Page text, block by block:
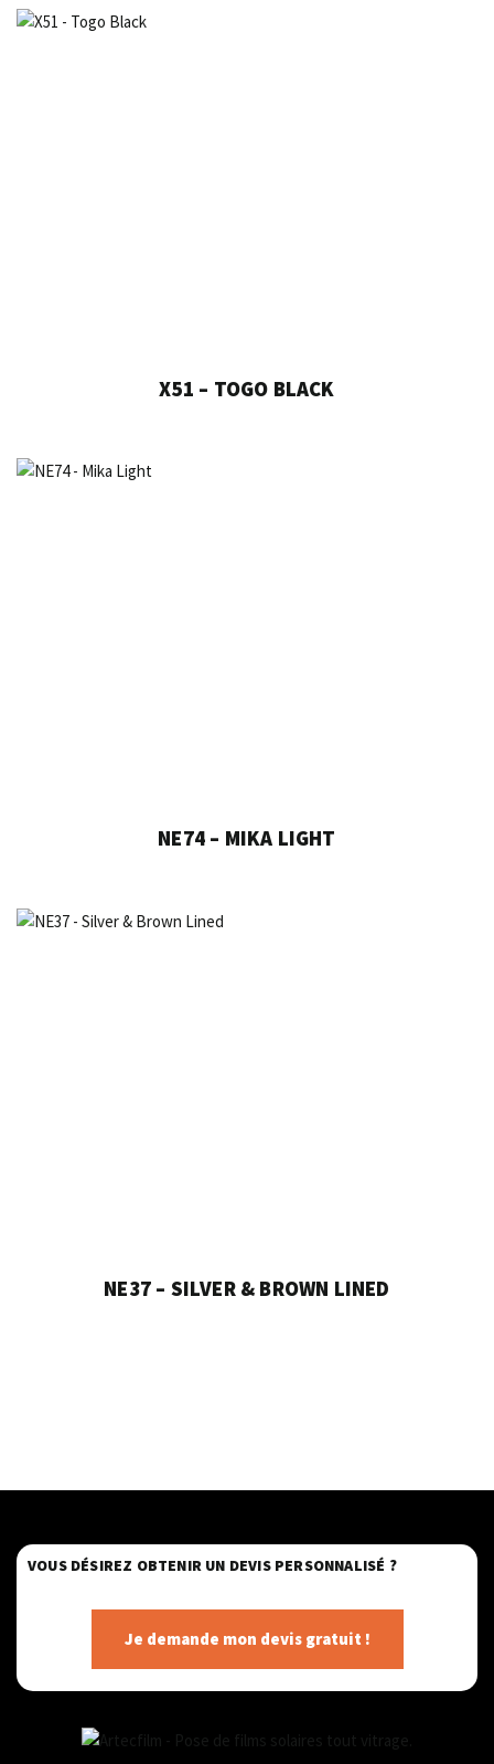
X51 – TOGO BLACK
NE74 – MIKA LIGHT
NE37 – SILVER & BROWN LINED
VOUS DÉSIREZ OBTENIR UN DEVIS PERSONNALISÉ ?
Je demande mon devis gratuit !